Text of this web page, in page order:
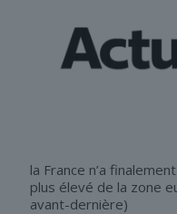
la France n’a
plus élevé de la zone
avant-dernière)